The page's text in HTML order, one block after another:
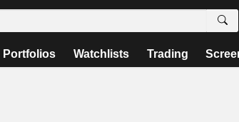
Portfolios Watchlists Trading